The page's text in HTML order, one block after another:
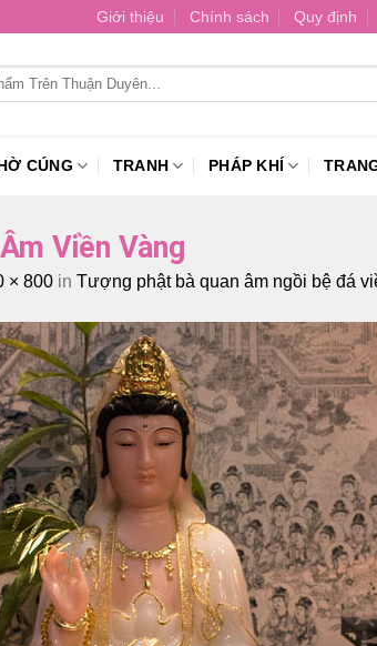
Giới thiệu Chính sách Quy định
CÚNG TRANH PHÁP KHÍ
Viền Vàng
× 800 in Tượng phật bà quan âm ngồi bệ đá